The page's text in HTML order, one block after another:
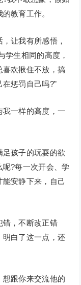
教育工作。
让我有所感悟，
学生相同的高度，
欢揪住不放，搞
惩罚自己吗?”
一样的高度，一
孩子的玩耍的欲
?每一次开会、学
安静下来，自己
错，不断改正错
明白了这一点，还
跟你来交流他的